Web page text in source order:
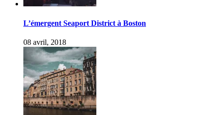
L’émergent Seaport District à Boston
08 avril, 2018